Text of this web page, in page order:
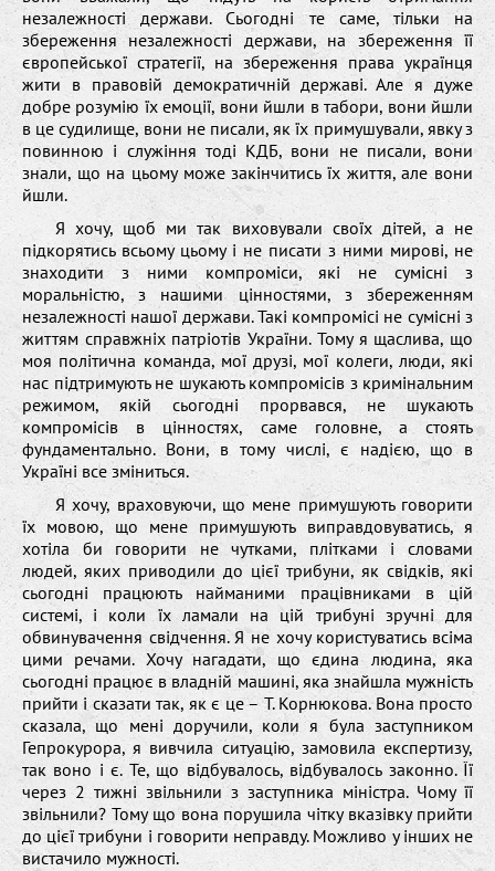
незалежності держави. Сьогодні те саме, тільки на
збереження незалежності держави, на збереження її
європейської стратегії, на збереження права українця
жити в правовій демократичній державі. Але я дуже
добре розумію їх емоції, вони йшли в табори, вони йшли
в це судилище, вони не писали, як їх примушували, явку з
повинною і служіння тоді КДБ, вони не писали, вони
знали, що на цьому може закінчитись їх життя, але вони
йшли.
Я хочу, щоб ми так виховували своїх дітей, а не
підкорятись всьому цьому і не писати з ними мирові, не
знаходити з ними компроміси, які не сумісні з
моральністю, з нашими цінностями, з збереженням
незалежності нашої держави. Такі компромісі не сумісні з
життям справжніх патріотів України. Тому я щаслива, що
моя політична команда, мої друзі, мої колеги, люди, які
нас підтримують не шукають компромісів з кримінальним
режимом, якій сьогодні прорвався, не шукають
компромісів в цінностях, саме головне, а стоять
фундаментально. Вони, в тому числі, є надією, що в
Україні все зміниться.
Я хочу, враховуючи, що мене примушують говорити
їх мовою, що мене примушують виправдовуватись, я
хотіла би говорити не чутками, плітками і словами
людей, яких приводили до цієї трибуни, як свідків, які
сьогодні працюють найманими працівниками в цій
системі, і коли їх ламали на цій трибуні зручні для
обвинувачення свідчення. Я не хочу користуватись всіма
цими речами. Хочу нагадати, що єдина людина, яка
сьогодні працює в владній машині, яка знайшла мужність
прийти і сказати так, як є це – Т. Корнюкова. Вона просто
сказала, що мені доручили, коли я була заступником
Гепрокурора, я вивчила ситуацію, замовила експертизу,
так воно і є. Те, що відбувалось, відбувалось законно. Її
через 2 тижні звільнили з заступника міністра. Чому її
звільнили? Тому що вона порушила чітку вказівку прийти
до цієї трибуни і говорити неправду. Можливо у інших не
вистачило мужності.